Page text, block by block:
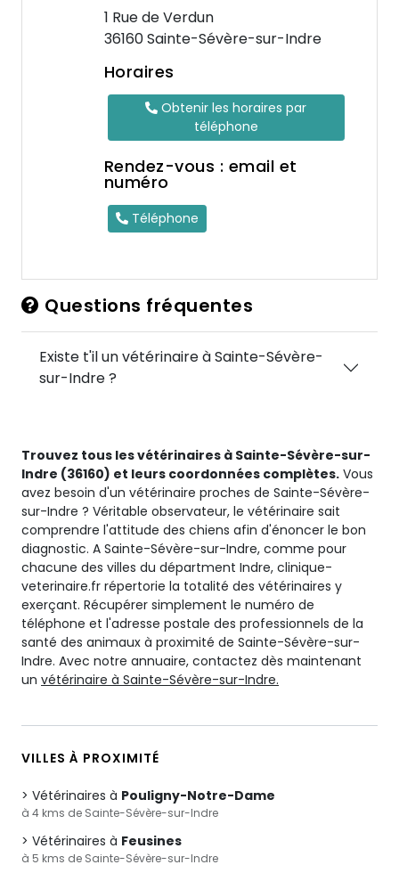
1 Rue de Verdun
36160 Sainte-Sévère-sur-Indre
Horaires
Obtenir les horaires par
téléphone
Rendez-vous : email et
numéro
Téléphone
Questions fréquentes
Existe t'il un vétérinaire à Sainte-Sévère-
sur-Indre ?
Trouvez tous les vétérinaires à Sainte-Sévère-sur-
Indre (36160) et leurs coordonnées complètes. Vous
avez besoin d'un vétérinaire proches de Sainte-Sévère-
sur-Indre ? Véritable observateur, le vétérinaire sait
comprendre l'attitude des chiens afin d'énoncer le bon
diagnostic. A Sainte-Sévère-sur-Indre, comme pour
chacune des villes du départment Indre, clinique-
veterinaire.fr répertorie la totalité des vétérinaires y
exerçant. Récupérer simplement le numéro de
téléphone et l'adresse postale des professionnels de la
santé des animaux à proximité de Sainte-Sévère-sur-
Indre. Avec notre annuaire, contactez dès maintenant
un vétérinaire à Sainte-Sévère-sur-Indre.
VILLES À PROXIMITÉ
Vétérinaires à Pouligny-Notre-Dame
à 4 kms de Sainte-Sévère-sur-Indre
Vétérinaires à Feusines
à 5 kms de Sainte-Sévère-sur-Indre